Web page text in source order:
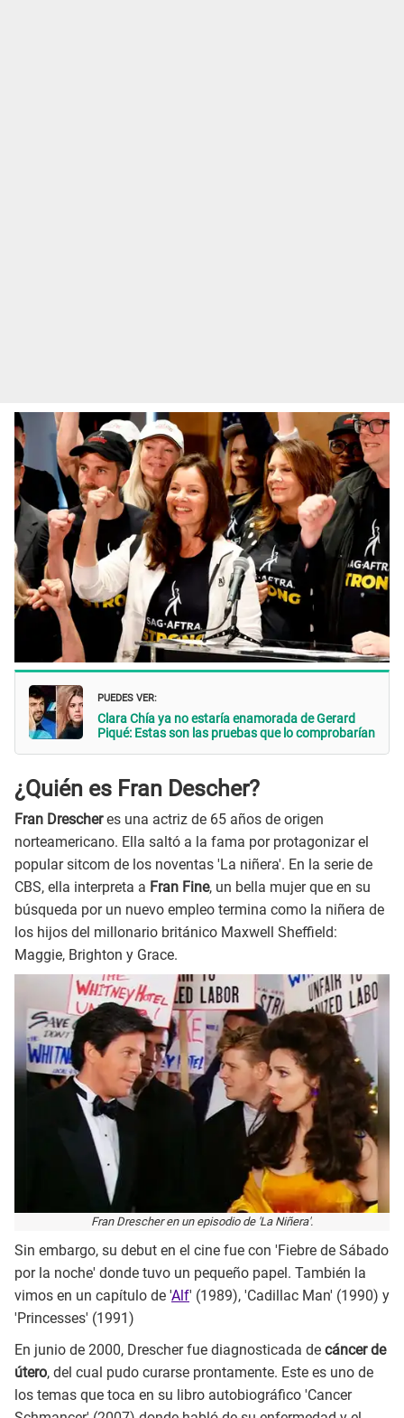
PUEDES VER:
Clara Chía ya no estaría enamorada de Gerard
Piqué: Estas son las pruebas que lo comprobarían
¿Quién es Fran Descher?
Fran Drescheres una actriz de 65 años de origen
norteamericano. Ella saltó a la fama por protagonizar el
popular sitcom de los noventas 'La niñera'. En la serie de
CBS, ella interpreta a Fran Fine, un bella mujer que en su
búsqueda por un nuevo empleo termina como la niñera de
los hijos del millonario británico Maxwell Sheffield:
Maggie, Brighton y Grace.
Fran Drescher en un episodio de 'La Niñera'.
Sin embargo, su debut en el cine fue con 'Fiebre de Sábado
por la noche' donde tuvo un pequeño papel. También la
vimos en un capítulo de 'Alf' (1989), 'Cadillac Man' (1990) y
'Princesses' (1991)
En junio de 2000, Drescher fue diagnosticada de cáncer de
útero, del cual pudo curarse prontamente. Este es uno de
los temas que toca en su libro autobiográfico 'Cancer